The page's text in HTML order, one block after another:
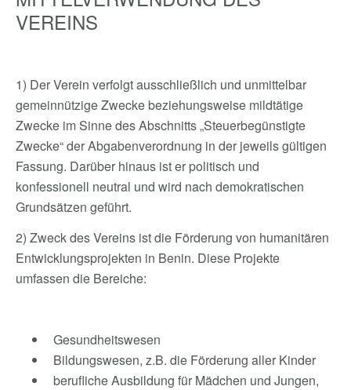
VEREINS
1) Der Verein verfolgt ausschließlich und unmittelbar
gemeinnützige Zwecke beziehungsweise mildtätige
Zwecke im Sinne des Abschnitts „Steuerbegünstigte
Zwecke“ der Abgabenverordnung in der jeweils gültigen
Fassung. Darüber hinaus ist er politisch und
konfessionell neutral und wird nach demokratischen
Grundsätzen geführt.
2) Zweck des Vereins ist die Förderung von humanitären
Entwicklungsprojekten in Benin. Diese Projekte
umfassen die Bereiche:
Gesundheitswesen
Bildungswesen, z.B. die Förderung aller Kinder
berufliche Ausbildung für Mädchen und Jungen,